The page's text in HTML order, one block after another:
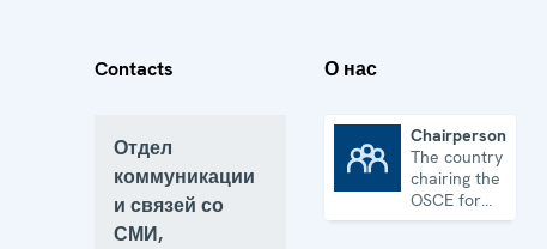
Contacts
Отдел
коммуникации
и связей со
СМИ,
О нас
Chairpersonship
The country
chairing the
OSCE for
one year